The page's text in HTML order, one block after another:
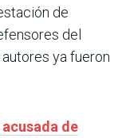
de
del
ya fueron
de